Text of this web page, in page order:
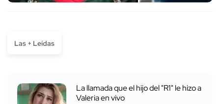
Las + Leídas
La llamada que el hijo del "R1" le hizo a
Valeria en vivo